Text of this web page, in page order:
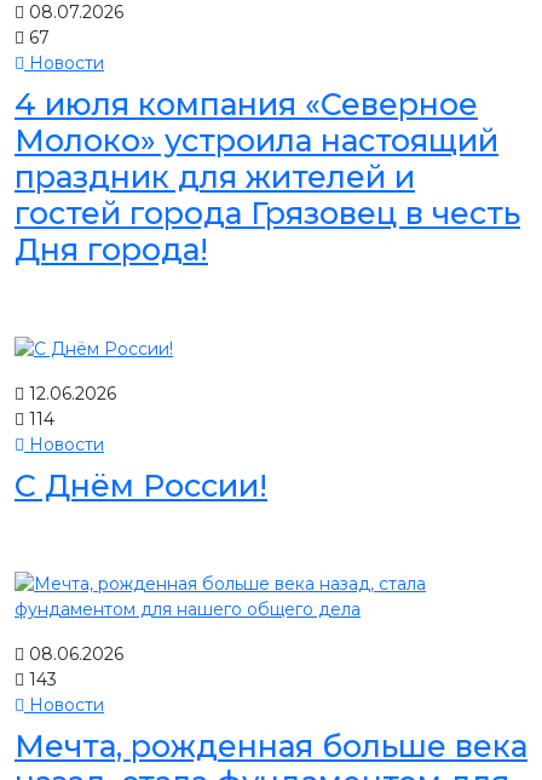
08.07.2026
67
Новости
4 июля компания «Северное
Молоко» устроила настоящий
праздник для жителей и
гостей города Грязовец в честь
Дня города!
12.06.2026
114
Новости
С Днём России!
08.06.2026
143
Новости
Мечта, рожденная больше века